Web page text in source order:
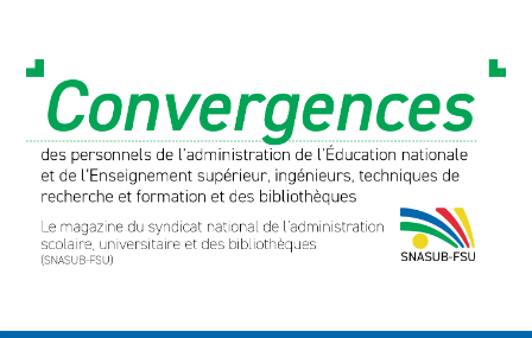
content